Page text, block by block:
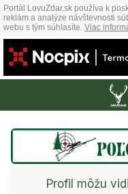
Portál LovuZdar.sk používa k
reklám a analýze návštevnosti
webu s tým súhlasíte. Viac
Profil môžu